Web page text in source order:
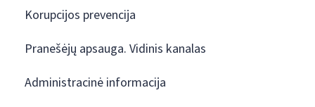
Korupcijos prevencija
Pranešėjų apsauga. Vidinis kanalas
Administracinė informacija